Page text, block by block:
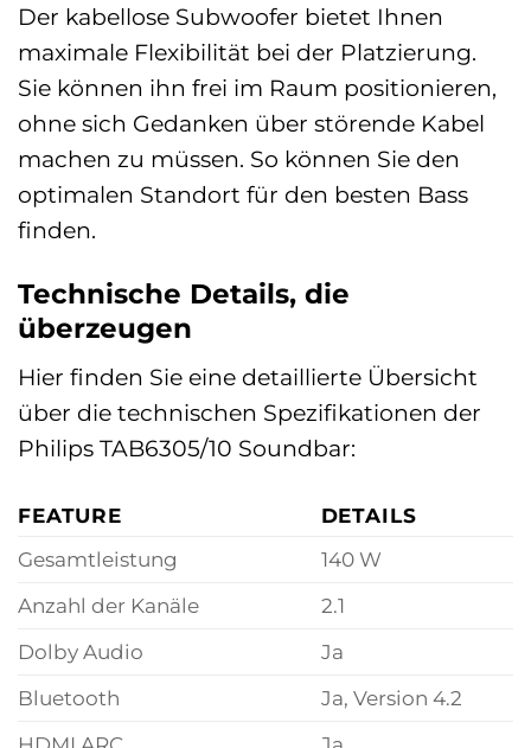
Der kabellose Subwoofer bietet Ihnen
maximale Flexibilität bei der Platzierung.
Sie können ihn frei im Raum positionieren,
ohne sich Gedanken über störende Kabel
machen zu müssen. So können Sie den
optimalen Standort für den besten Bass
finden.
Technische Details, die
überzeugen
Hier finden Sie eine detaillierte Übersicht
über die technischen Spezifikationen der
Philips TAB6305/10 Soundbar:
FEATURE
DETAILS
Gesamtleistung
140 W
Anzahl der Kanäle
2.1
Dolby Audio
Ja
Bluetooth
Ja, Version 4.2